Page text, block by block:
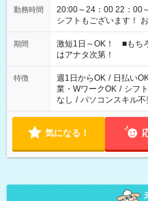
勤務時間
20:00～24：00 22：00～
シフトもございます！
期間
激短1日～OK！ ■もち
はアナタ次第！
特徴 週1日からOK / 日払い
業・WワークOK / シフ
なし / パソコンスキル不
気になる！